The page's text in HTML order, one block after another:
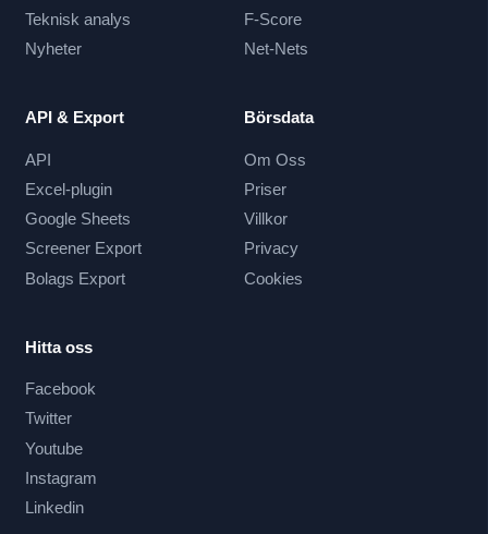
Teknisk analys
Nyheter
F-Score
Net-Nets
API & Export
API
Excel-plugin
Google Sheets
Screener Export
Bolags Export
Börsdata
Om Oss
Priser
Villkor
Privacy
Cookies
Hitta oss
Facebook
Twitter
Youtube
Instagram
Linkedin